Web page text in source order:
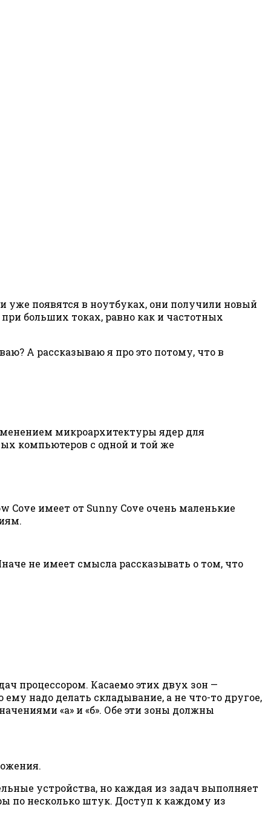
уже появятся в ноутбуках, они получили новый
больших токах, равно как и частотных
А рассказываю я про это потому, что в
микроархитектуры ядер для
компьютеров с одной и той же
Cove имеет от Sunny Cove очень маленькие
не имеет смысла рассказывать о том, что
процессором. Касаемо этих двух зон —
ему надо делать складывание, а не что-то другое,
«а» и «б». Обе эти зоны должны
устройства, но каждая из задач выполняет
по несколько штук. Доступ к каждому из